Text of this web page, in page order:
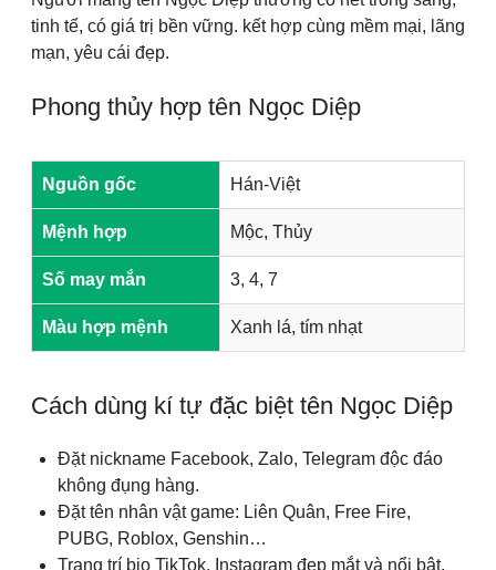
tinh tế, có giá trị bền vững. kết hợp cùng mềm mại, lãng
mạn, yêu cái đẹp.
Phong thủy hợp tên Ngọc Diệp
Nguồn gốc Hán-Việt
Mệnh hợp Mộc, Thủy
Số may mắn 3, 4, 7
Màu hợp mệnh Xanh lá, tím nhạt
Cách dùng kí tự đặc biệt tên Ngọc Diệp
Đặt nickname Facebook, Zalo, Telegram độc đáo
không đụng hàng.
Đặt tên nhân vật game: Liên Quân, Free Fire,
PUBG, Roblox, Genshin…
Trang trí bio TikTok, Instagram đẹp mắt và nổi bật.